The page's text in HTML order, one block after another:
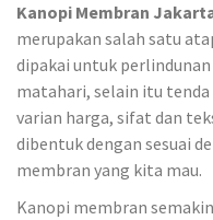
Kanopi Membran
merupakan salah satu
dipakai untuk
matahari, selain itu
varian harga, sifat dan
dibentuk dengan sesuai
membran yang kita mau.
Kanopi membran